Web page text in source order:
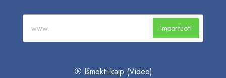
Importuoti
Išmokti kaip (Video)